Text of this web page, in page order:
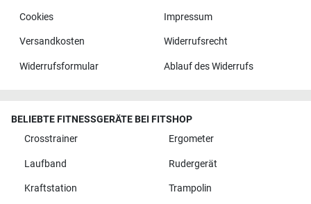
Cookies Impressum
Versandkosten Widerrufsrecht
Widerrufsformular Ablauf des Widerrufs
BELIEBTE FITNESSGERÄTE BEI FITSHOP
Crosstrainer
Ergometer
Laufband Rudergerät
Kraftstation Trampolin